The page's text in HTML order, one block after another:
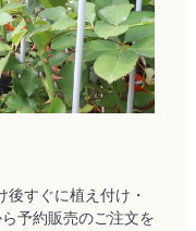
すぐに植え付け・
予約販売のご注文を